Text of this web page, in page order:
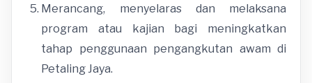
Merancang, menyelaras dan melaksana
program atau kajian bagi meningkatkan
tahap penggunaan pengangkutan awam di
Petaling Jaya.